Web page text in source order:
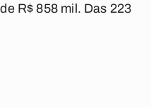
R$ 858 mil. Das 223